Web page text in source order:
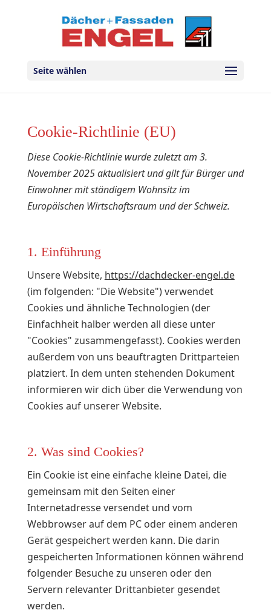
Seite wählen
Cookie-Richtlinie (EU)
Diese Cookie-Richtlinie wurde zuletzt am 3.
November 2025 aktualisiert und gilt für Bürger und
Einwohner mit ständigem Wohnsitz im
Europäischen Wirtschaftsraum und der Schweiz.
1. Einführung
Unsere Website, https://dachdecker-engel.de
(im folgenden: "Die Website") verwendet
Cookies und ähnliche Technologien (der
Einfachheit halber werden all diese unter
"Cookies" zusammengefasst). Cookies werden
außerdem von uns beauftragten Drittparteien
platziert. In dem unten stehenden Dokument
informieren wir dich über die Verwendung von
Cookies auf unserer Website.
2. Was sind Cookies?
Ein Cookie ist eine einfache kleine Datei, die
gemeinsam mit den Seiten einer
Internetadresse versendet und vom
Webbrowser auf dem PC oder einem anderen
Gerät gespeichert werden kann. Die darin
gespeicherten Informationen können während
folgender Besuche zu unseren oder den
Servern relevanter Drittanbieter gesendet
werden.